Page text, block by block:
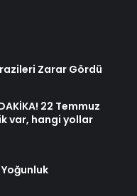
Zarar Gördü
22 Temmuz
var, hangi yollar